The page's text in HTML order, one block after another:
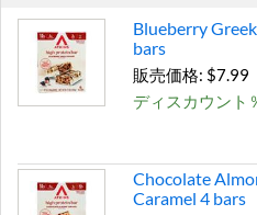
Blueberry
bars
販売価格: $7.99
ディスカウント
Chocolate
Caramel 4 bars